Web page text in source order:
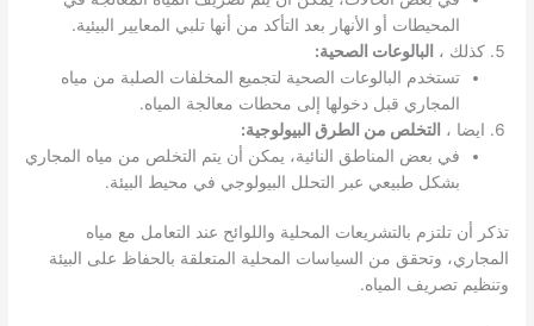
المحيطات أو الأنهار بعد التأكد من أنها تلبي المعايير البيئية.
كذلك ، البالوعات الصحية:
تستخدم البالوعات الصحية لتجميع المخلفات الصلبة من مياه
المجاري قبل دخولها إلى محطات معالجة المياه.
ايضا ، التخلص من الطرق البيولوجية:
في بعض المناطق النائية، يمكن أن يتم التخلص من مياه المجاري
بشكل طبيعي عبر التحلل البيولوجي في محيط البيئة.
تذكر أن تلتزم بالتشريعات المحلية واللوائح عند التعامل مع مياه
المجاري، وتحقق من السياسات المحلية المتعلقة بالحفاظ على البيئة
وتنظيم تصريف المياه.